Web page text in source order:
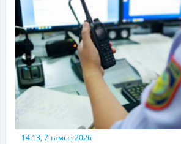
14:13, 7 тамыз 2026